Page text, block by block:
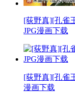
[荻野真][孔雀
JPG漫画下载
[荻野真][孔雀
漫画下载